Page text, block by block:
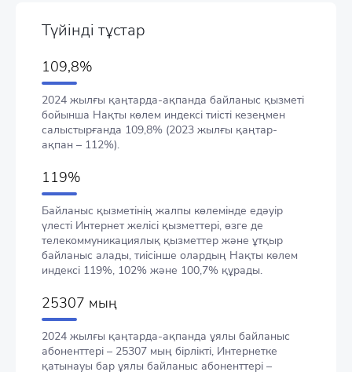
Түйінді тұстар
109,8%
2024 жылғы қаңтарда-ақпанда байланыс қызметі
бойынша Нақты көлем индексі тиісті кезеңмен
салыстырғанда 109,8% (2023 жылғы қаңтар-
ақпан – 112%).
119%
Байланыс қызметінің жалпы көлемінде едәуір
үлесті Интернет желісі қызметтері, өзге де
телекоммуникациялық қызметтер және ұтқыр
байланыс алады, тиісінше олардың Нақты көлем
индексі 119%, 102% және 100,7% құрады.
25307 мың
2024 жылғы қаңтарда-ақпанда ұялы байланыс
абоненттері – 25307 мың бірлікті, Интернетке
қатынауы бар ұялы байланыс абоненттері –